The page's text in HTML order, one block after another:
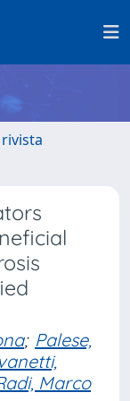
; Palese,
Marco